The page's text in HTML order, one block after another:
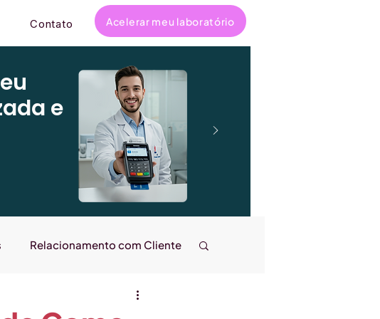
Contato Acelerar meu laboratório
e
Relacionamento com Cliente
Entrevistas